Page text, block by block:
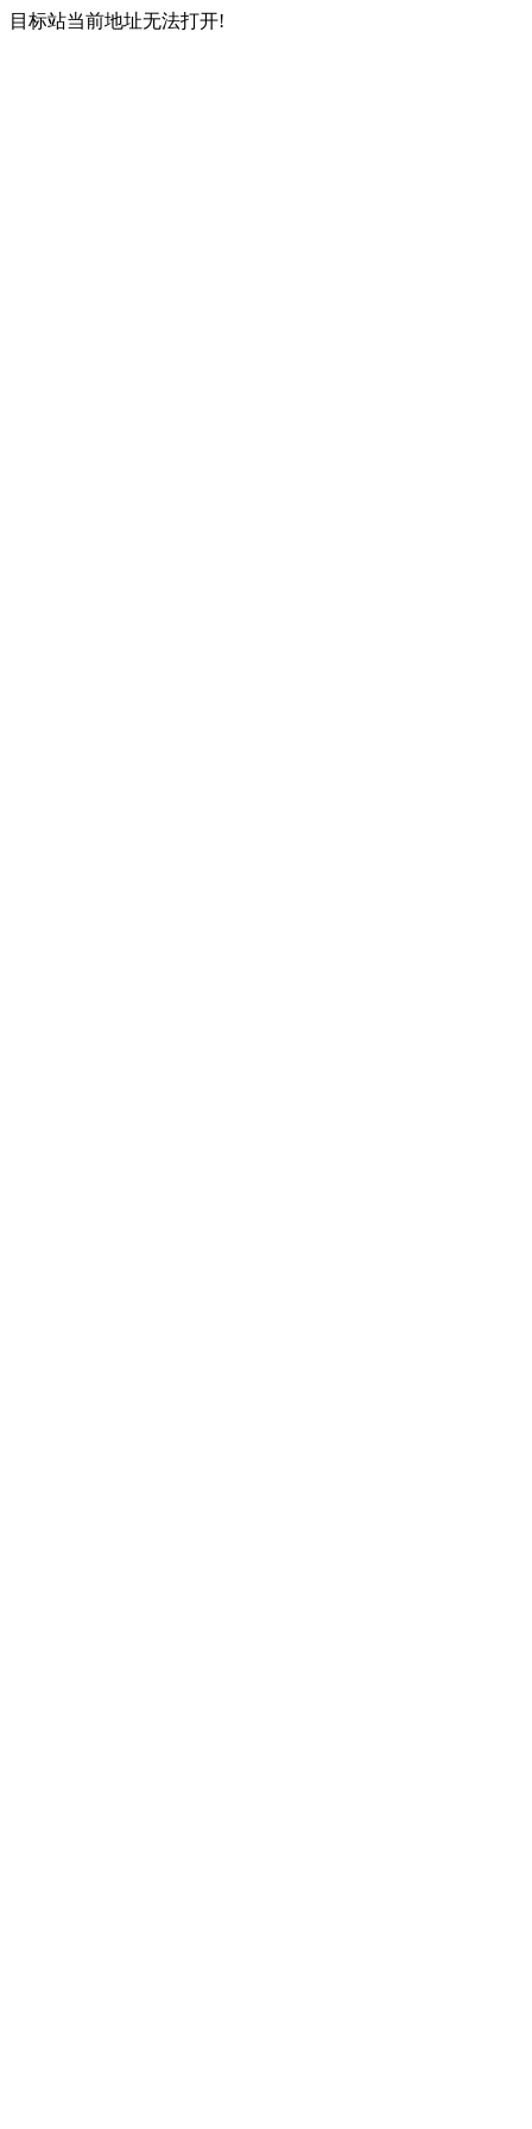
目标站当前地址无法打开!